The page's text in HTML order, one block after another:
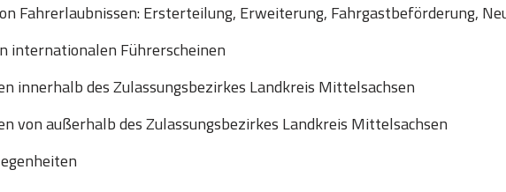
Fahrerlaubnissen: Ersterteilung, Erweiterung, Fahrgastbeförderung,
internationalen Führerscheinen
innerhalb des Zulassungsbezirkes Landkreis Mittelsachsen
von außerhalb des Zulassungsbezirkes Landkreis Mittelsachsen